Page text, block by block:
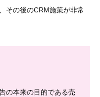
その後のCRM施策が非常
の本来の目的である売